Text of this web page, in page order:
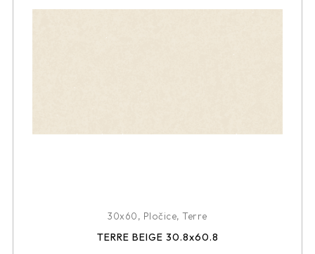
30x60, Pločice,Terre
TERRE BEIGE 30.8x60.8